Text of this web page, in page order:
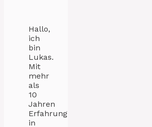
Hallo,
ich
bin
Lukas.
Mit
mehr
als
10
Jahren
Erfahrung
in